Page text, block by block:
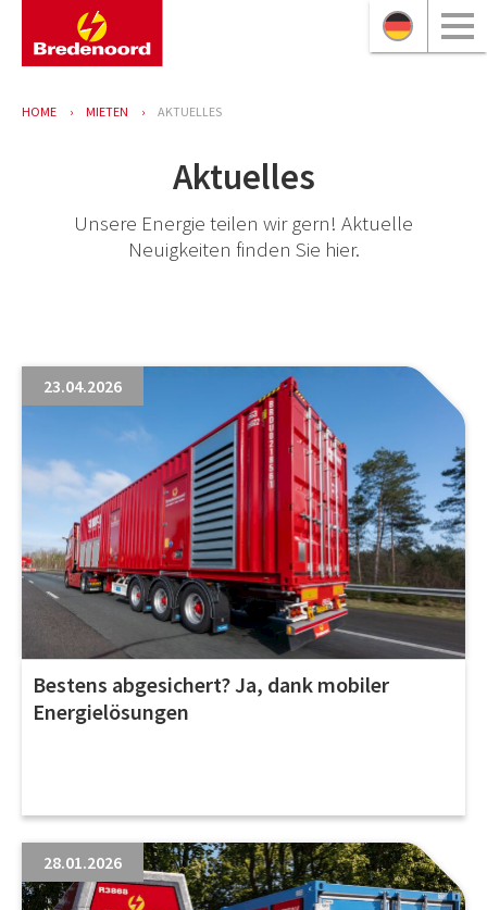
HOME MIETEN AKTUELLES
Aktuelles
Unsere Energie teilen wir gern! Aktuelle
Neuigkeiten finden Sie hier.
23.04.2026
Bestens abgesichert? Ja, dank mobiler
Energielösungen
28.01.2026